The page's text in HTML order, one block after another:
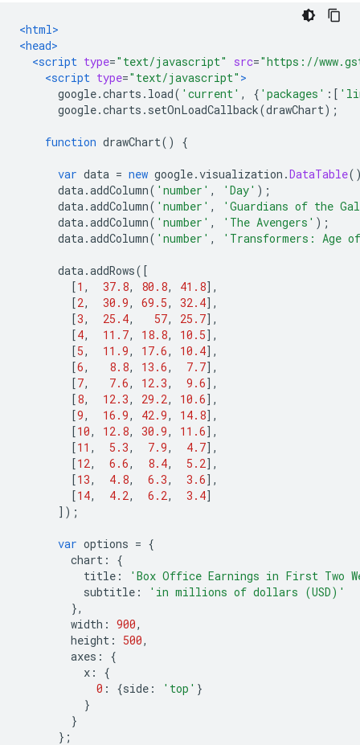
<html>
<head>
<script type="text/javascript" src="https://
<script type="text/javascript" >
google.charts . load( 'current' , { 'packages' :[
google.charts . setOnLoadCallback(drawChart);
function drawChart() {
var data = new google.visualization .DataTable
data.addColumn( 'number' , 'Day' );
data.addColumn( 'number' ,
'Guardians of the
data.addColumn( 'number' , 'The Avengers' );
data.addColumn( 'number' , 'Transformers: Age
data.addRows([
[1 , 37.8, 80.8, 41.8],
[2, 30.9, 69.5, 32.4],
[3, 25.4, 57, 25.7],
[4, 11.7, 18.8, 10.5],
[5, 11.9, 17.6, 10.4],
[6, 8.8, 13.6, 7.7],
[7, 7.6, 12.3, 9.6],
[8, 12.3, 29.2, 10.6],
[9, 16.9, 42.9, 14.8],
[10, 12.8, 30.9, 11.6],
[11 , 5.3, 7.9, 4.7],
[12, 6.6, 8.4, 5.2],
[13, 4.8, 6.3, 3.6],
[14, 4.2, 6.2, 3.4]
]);
var options = {
chart :
{
title :
'Box Office Earnings in First Two
subtitle :
'in millions of dollars (USD)'
},
width : 900,
height : 500,
axes :
{
x :
{
0 : {side : 'top' }
}
}
};